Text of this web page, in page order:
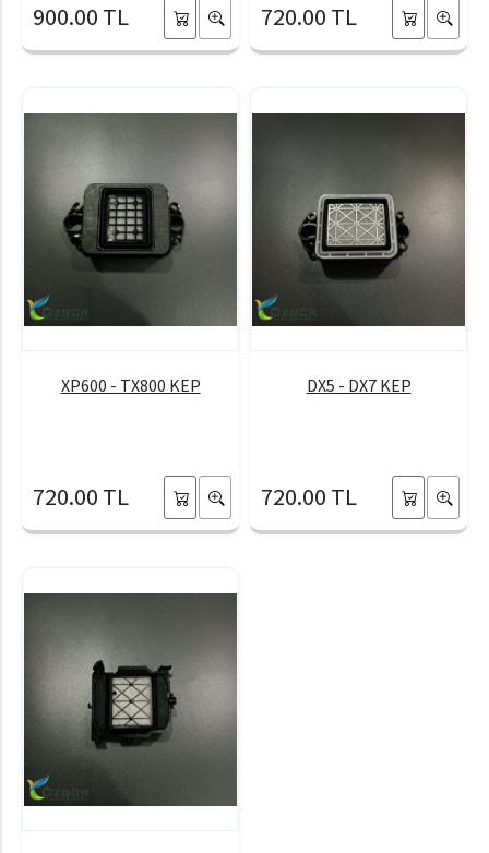
900.00 TL 720.00 TL
XP600 - TX800 KEP
720.00 TL
DX5 - DX7 KEP
720.00 TL